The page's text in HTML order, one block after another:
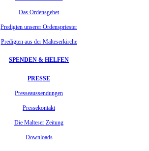
Das Ordensgebet
Predigten unserer Ordenspriester
Predigten aus der Malteserkirche
SPENDEN & HELFEN
PRESSE
Presseaussendungen
Pressekontakt
Die Malteser Zeitung
Downloads